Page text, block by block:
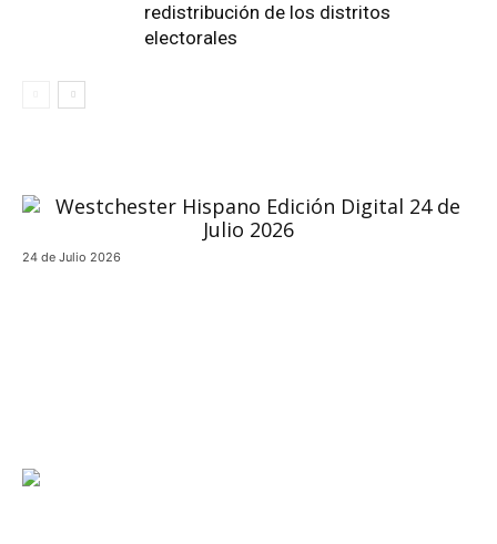
redistribución de los distritos
electorales
24 de Julio 2026